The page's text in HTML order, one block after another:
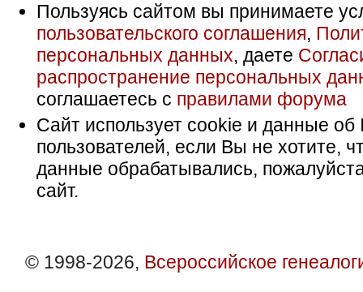
Пользуясь сайтом вы принимаете
пользовательского соглашения,
персональных данных, даете
распространение персональных
соглашаетесь с правилами форума
Сайт использует cookie и данные об
пользователей, если Вы не хотите,
данные обрабатывались,
сайт.
© 1998-2026, Всероссийское